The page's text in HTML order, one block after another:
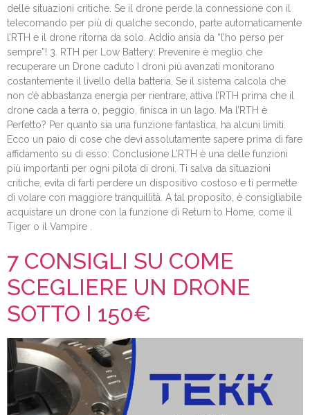
delle situazioni critiche. Se il drone perde la connessione con il
telecomando per più di qualche secondo, parte automaticamente
l’RTH e il drone ritorna da solo. Addio ansia da “l’ho perso per
sempre”! 3. RTH per Low Battery: Prevenire è meglio che
recuperare un Drone caduto I droni più avanzati monitorano
costantemente il livello della batteria. Se il sistema calcola che
non c’è abbastanza energia per rientrare, attiva l’RTH prima che il
drone cada a terra o, peggio, finisca in un lago. Ma l’RTH è
Perfetto? Per quanto sia una funzione fantastica, ha alcuni limiti.
Ecco un paio di cose che devi assolutamente sapere prima di fare
affidamento su di esso: Conclusione L’RTH è una delle funzioni
più importanti per ogni pilota di droni. Ti salva da situazioni
critiche, evita di farti perdere un dispositivo costoso e ti permette
di volare con maggiore tranquillità. A tal proposito, è consigliabile
acquistare un drone con la funzione di Return to Home, come il
Tiger o il Vampire .
7 CONSIGLI SU COME
SCEGLIERE UN DRONE
SOTTO I 150€